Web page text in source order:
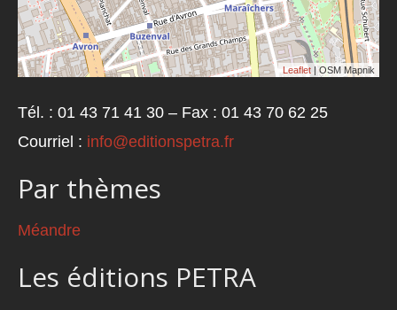
Leaflet | OSM Mapnik
Tél. : 01 43 71 41 30 – Fax : 01 43 70 62 25
Courriel : info@editionspetra.fr
Par thèmes
Méandre
Les éditions PETRA